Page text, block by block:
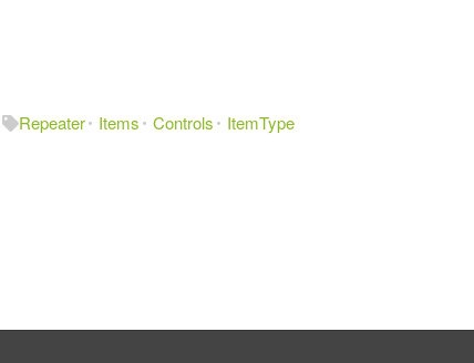
Repeater
Items Controls ItemType